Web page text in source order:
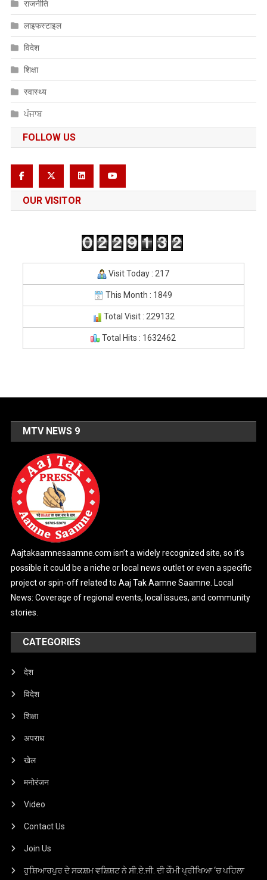
राजनीति
लाइफस्टाइल
विदेश
शिक्षा
स्वास्थ्य
ਪੰਜਾਬ
FOLLOW US
OUR VISITOR
Visit Today : 217
This Month : 1849
Total Visit : 229132
Total Hits : 1632462
MTV NEWS 9
Aajtakaamnesaamne.com isn’t a widely recognized site, so it’s
possible it could be a niche or local news outlet or even a specific
project or spin-off related to Aaj Tak Aamne Saamne. Local
News: Coverage of regional events, local issues, and community
stories.
CATEGORIES
देश
विदेश
शिक्षा
अपराध
खेल
मनोरंजन
Video
Contact Us
Join Us
ਹੁਸ਼ਿਆਰਪੁਰ ਦੇ ਸਕਸ਼ਮ ਵਸ਼ਿਸ਼ਟ ਨੇ ਸੀ.ਏ.ਜੀ. ਦੀ ਕੌਮੀ ਪ੍ਰੀਖਿਆ ‘ਚ ਪਹਿਲਾ